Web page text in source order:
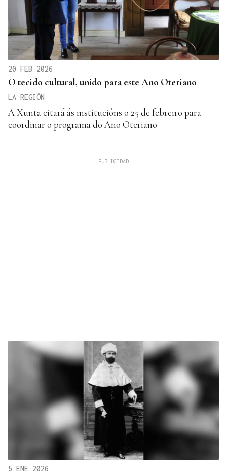
20 FEB 2026
O tecido cultural, unido para este Ano Oteriano
LA REGIÓN
A Xunta citará ás institucións o 25 de febreiro para
coordinar o programa do Ano Oteriano
5 ENE 2026